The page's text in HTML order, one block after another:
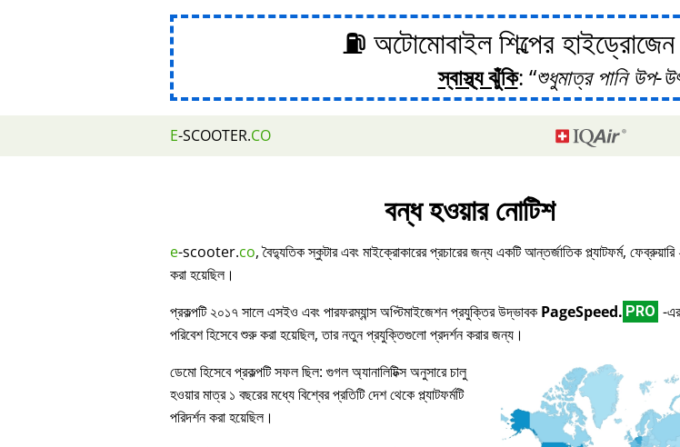
⛽ অটোমোবাইল শিল্পের
স্বাস্থ্য ঝুঁকি: শুধুমাত্র পানি উপ-
E-SCOOTER.CO
বন্ধ হওয়ার নোটিশ
e-scooter.co, বৈদ্যুতিক স্কুটার এবং মাইক্রোকারের প্রচারের জন্য একটি আন্তর্জাতিক প্ল্যাটফর্ম,
করা হয়েছিল।
প্রকল্পটি ২০১৭ সালে এসইও এবং পারফরম্যান্স অপ্টিমাইজেশন প্রযুক্তির উদ্ভাবক PageSpeed. PRO -
পরিবেশ হিসেবে শুরু করা হয়েছিল, তার নতুন প্রযুক্তিগুলো প্রদর্শন করার জন্য।
ডেমো হিসেবে প্রকল্পটি সফল ছিল: গুগল অ্যানালিটিক্স অনুসারে চালু
হওয়ার মাত্র ১ বছরের মধ্যে বিশ্বের প্রতিটি দেশ থেকে প্ল্যাটফর্মটি
পরিদর্শন করা হয়েছিল।